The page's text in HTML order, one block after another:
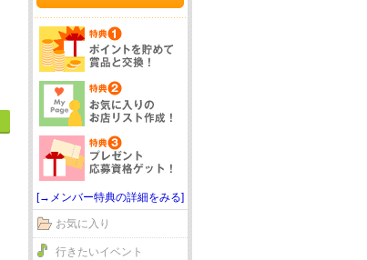
[→メンバー特典の詳細をみる]
お気に入り
行きたいイベント